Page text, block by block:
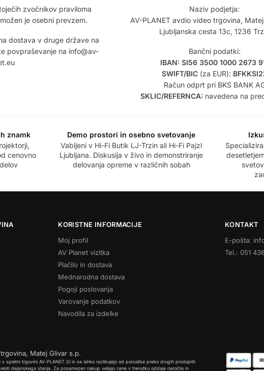
zvočnikov praviloma
je osebni prevzem.
dostava v druge države na
povpraševanje na info@av-
Naziv podjetja:
AV-PLANET avdio video trgovina,
Ljubljanska cesta 13c, 1236
Bančni podatki:
IBAN: SI56 3500 1000 2673
SWIFT/BIC(za EUR):
Račun odprt pri BKS BANK
SKLIC/REFERNCA:navedena na
znamk
cenovno
Demo prostori in osebno svetovanje
Vabljeni v Hi-Fi Butik LJ-Trzin ali Hi-Fi Pajzl
Ljubljana. Diskusija v živo in demonstriranje
delovanja opreme v različnih sobah
KORISTNE INFORMACIJE
Moj profil
AV Planet vizitka
Plačilo in dostava
Mednarodna dostava
Pogoji poslovanja
Varovanje podatkov
Navodila za izdelke
KONTAKT
E-pošta:
Tel.: 051
Matej Glivar s.p.
spletni trgovini AV-PLANET.SI in se lahko razlikujejo od ponudbe preko drugih prodajnih
dejanskega stanja. Za posamezen nakup veljajo cene v trenutku oddaje naročila in